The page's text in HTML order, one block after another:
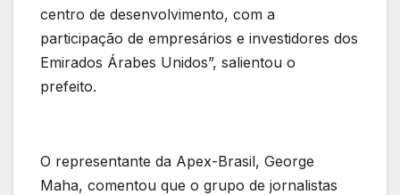
centro de desenvolvimento, com a
participação de empresários e investidores dos
Emirados Árabes Unidos”, salientou o
prefeito.
O representante da Apex-Brasil, George
Maha, comentou que o grupo de jornalistas